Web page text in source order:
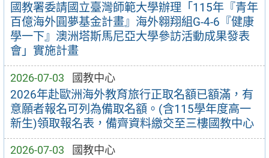
國教署委請國立臺灣師範大學辦理「115年『青年
百億海外圓夢基金計畫』海外翱翔組G-4-6『健康
學一下』澳洲塔斯馬尼亞大學參訪活動成果發表
會」實施計畫
2026-07-03 國教中心
2026年赴歐洲海外教育旅行正取名額已額滿，有
意願者報名可列為備取名額。(含115學年度高一
新生)領取報名表，備齊資料繳交至三樓國教中心
2026-07-03 國教中心